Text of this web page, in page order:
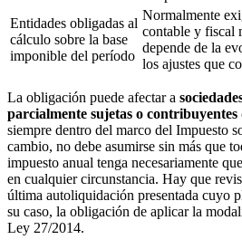
Entidades obligadas al
cálculo sobre la base
imponible del período
Normalmente
contable y fiscal
depende de la
los ajustes que
La obligación puede afectar a
parcialmente sujetas o contribuyentes
siempre dentro del marco del Impuesto
cambio, no debe asumirse sin más que
impuesto anual tenga necesariamente
en cualquier circunstancia. Hay que
última autoliquidación presentada cuyo
su caso, la obligación de aplicar la
Ley 27/2014.